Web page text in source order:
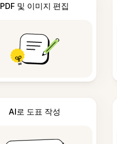
PDF 및 이미지 편집
AI로 도표 작성